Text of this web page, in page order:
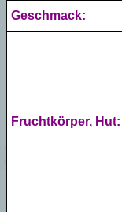
Geschmack:
Fruchtkörper, Hut: